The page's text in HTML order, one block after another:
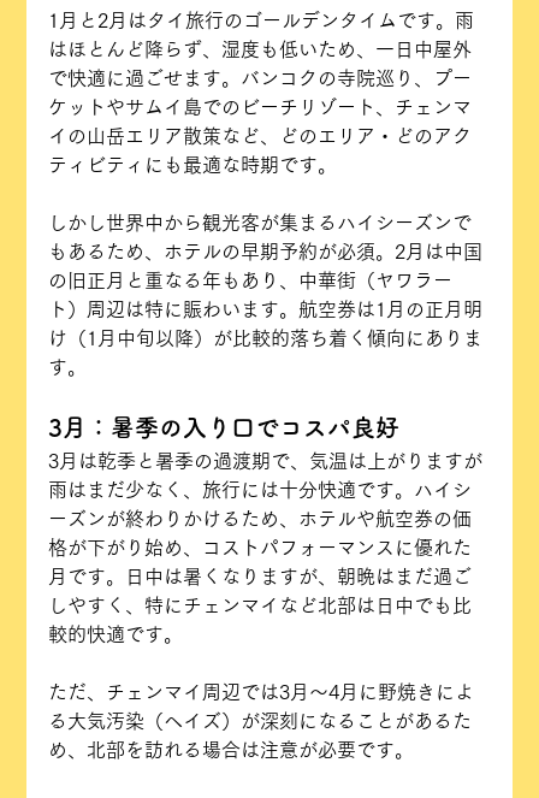
1月と2月はタイ旅行のゴールデンタイムです。雨
はほとんど降らず、湿度も低いため、一日中屋外
で快適に過ごせます。バンコクの寺院巡り、プー
ケットやサムイ島でのビーチリゾート、チェンマ
イの山岳エリア散策など、どのエリア・どのアク
ティビティにも最適な時期です。
しかし世界中から観光客が集まるハイシーズンで
もあるため、ホテルの早期予約が必須。2月は中国
の旧正月と重なる年もあり、中華街（ヤワラー
ト）周辺は特に賑わいます。航空券は1月の正月明
け（1月中旬以降）が比較的落ち着く傾向にありま
す。
3月：暑季の入り口でコスパ良好
3月は乾季と暑季の過渡期で、気温は上がりますが
雨はまだ少なく、旅行には十分快適です。ハイシ
ーズンが終わりかけるため、ホテルや航空券の価
格が下がり始め、コストパフォーマンスに優れた
月です。日中は暑くなりますが、朝晩はまだ過ご
しやすく、特にチェンマイなど北部は日中でも比
較的快適です。
ただ、チェンマイ周辺では3月〜4月に野焼きによ
る大気汚染（ヘイズ）が深刻になることがあるた
め、北部を訪れる場合は注意が必要です。